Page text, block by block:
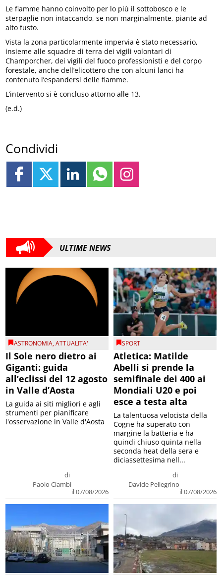
Le fiamme hanno coinvolto per lo più il sottobosco e le
sterpaglie non intaccando, se non marginalmente, piante ad
alto fusto.
Vista la zona particolarmente impervia è stato necessario,
insieme alle squadre di terra dei vigili volontari di
Champorcher, dei vigili del fuoco professionisti e del corpo
forestale, anche dell’elicottero che con alcuni lanci ha
contenuto l’espandersi delle fiamme.
L’intervento si è concluso attorno alle 13.
(e.d.)
Condividi
ULTIME NEWS
ASTRONOMIA,ATTUALITA'
Il Sole nero dietro ai
Giganti: guida
all’eclissi del 12 agosto
in Valle d’Aosta
di
Paolo Ciambi
il 07/08/2026
La guida ai siti migliori e agli
strumenti per pianificare
l'osservazione in Valle d'Aosta
SPORT
Atletica: Matilde
Abelli si prende la
semifinale dei 400 ai
Mondiali U20 e poi
esce a testa alta
di
Davide Pellegrino
il 07/08/2026
La talentuosa velocista della
Cogne ha superato con
margine la batteria e ha
quindi chiuso quinta nella
seconda heat della sera e
diciassettesima nell...